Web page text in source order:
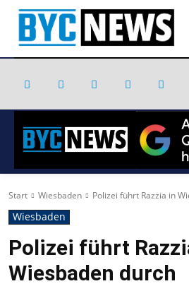
Start Wiesbaden Polizei führt Razzia in
Wiesbaden
Polizei führt
Wiesbaden durch